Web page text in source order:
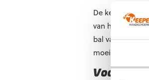
De keeper
van het
bal vangen en